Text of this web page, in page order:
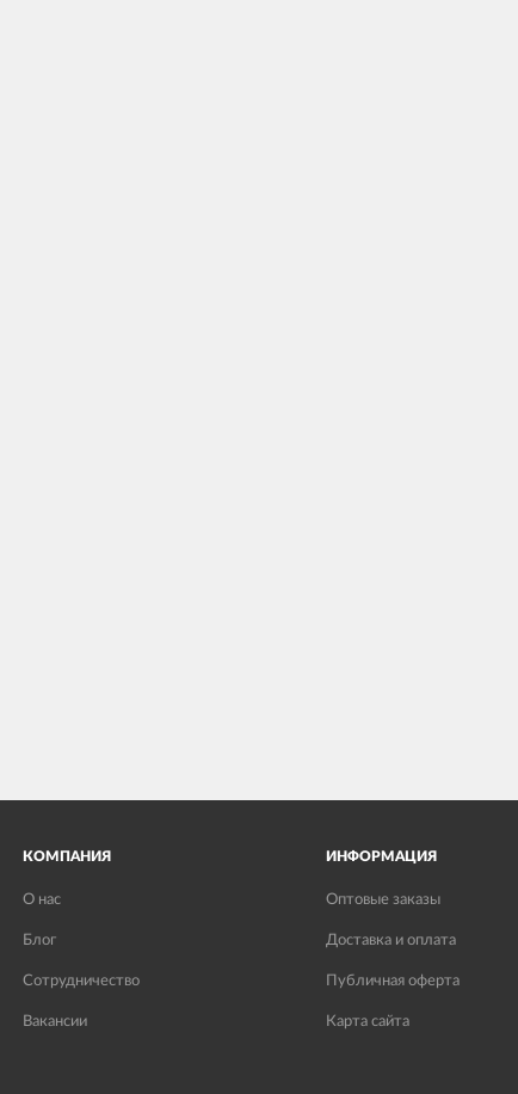
КОМПАНИЯ
О нас
Блог
Сотрудничество
Вакансии
ИНФОРМАЦИЯ
Оптовые заказы
Доставка и оплата
Публичная оферта
Карта сайта